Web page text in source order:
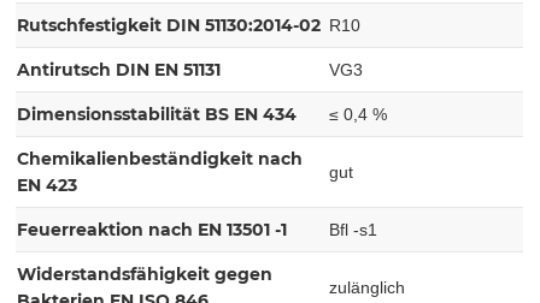
Rutschfestigkeit DIN 51130:2014-02 R10
Antirutsch DIN EN 51131 VG3
Dimensionsstabilität BS EN 434 ≤ 0,4 %
Chemikalienbeständigkeit nach
EN 423
gut
Feuerreaktion nach EN 13501 -1 Bfl -s1
Widerstandsfähigkeit gegen
zulänglich